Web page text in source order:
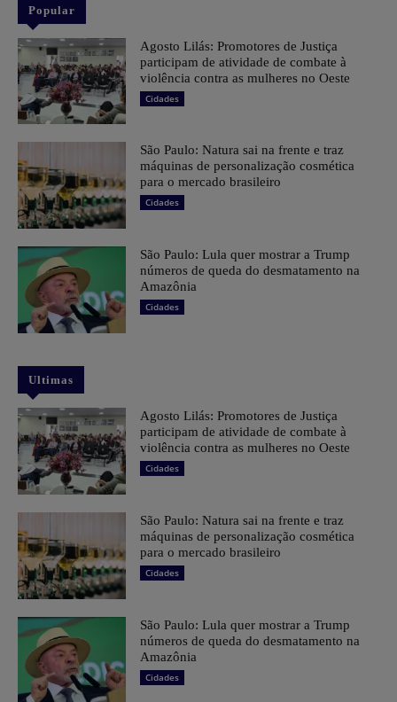
Popular
Agosto Lilás: Promotores de Justiça
participam de atividade de combate à
violência contra as mulheres no Oeste
Cidades
São Paulo: Natura sai na frente e traz
máquinas de personalização cosmética
para o mercado brasileiro
Cidades
São Paulo: Lula quer mostrar a Trump
números de queda do desmatamento na
Amazônia
Cidades
Ultimas
Agosto Lilás: Promotores de Justiça
participam de atividade de combate à
violência contra as mulheres no Oeste
Cidades
São Paulo: Natura sai na frente e traz
máquinas de personalização cosmética
para o mercado brasileiro
Cidades
São Paulo: Lula quer mostrar a Trump
números de queda do desmatamento na
Amazônia
Cidades